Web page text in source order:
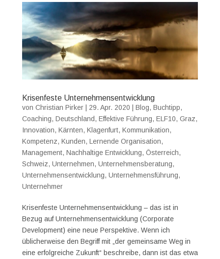
Krisenfeste Unternehmensentwicklung
von Christian Pirker| 29. Apr. 2020 | Blog, Buchtipp,
Coaching, Deutschland, Effektive Führung, ELF10, Graz,
Innovation, Kärnten, Klagenfurt, Kommunikation,
Kompetenz, Kunden, Lernende Organisation,
Management, Nachhaltige Entwicklung, Österreich,
Schweiz, Unternehmen, Unternehmensberatung,
Unternehmensentwicklung, Unternehmensführung,
Unternehmer
Krisenfeste Unternehmensentwicklung – das ist in
Bezug auf Unternehmensentwicklung (Corporate
Development) eine neue Perspektive. Wenn ich
üblicherweise den Begriff mit „der gemeinsame Weg in
eine erfolgreiche Zukunft“ beschreibe, dann ist das etwa